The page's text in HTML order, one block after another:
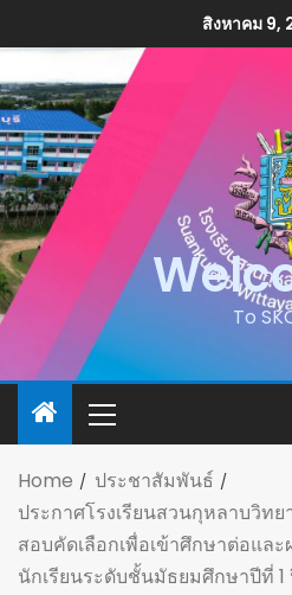
สิงหาคม 9,
To
Home
ประชาสัมพันธ์
ประกาศโรงเรียนสวนกุหลาบวิทย
สอบคัดเลือกเพื่อเข้าศึกษาต่อแล
นักเรียนระดับชั้นมัธยมศึกษาปีที่ 1